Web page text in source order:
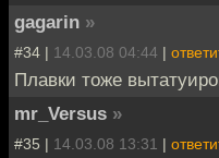
gagarin »
#34 | 14.03.08 04:44 |
Плавки тоже
mr_Versus »
#35 | 14.03.08 13:31 |